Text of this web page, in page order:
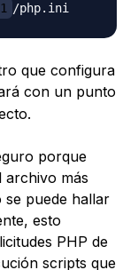
que configura
con un punto
porque
archivo más
puede hallar
esto
PHP de
scripts que